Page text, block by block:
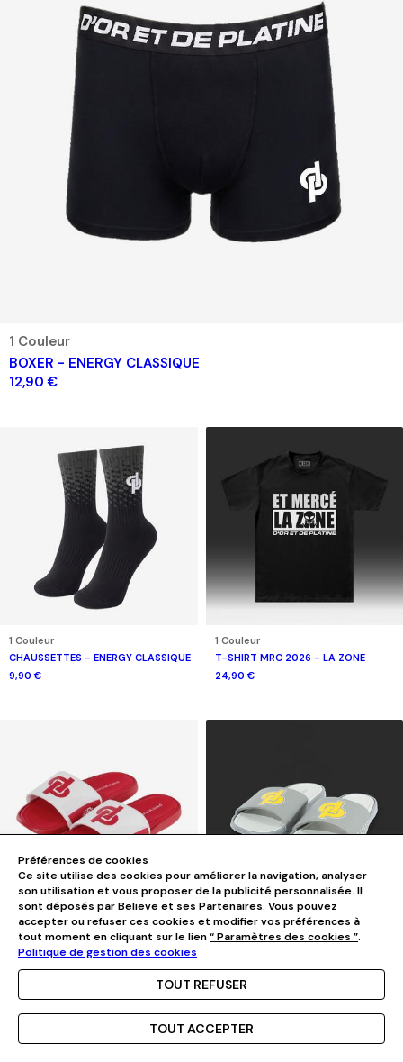
1 Couleur
BOXER - ENERGY CLASSIQUE
12,90 €
1 Couleur
CHAUSSETTES - ENERGY CLASSIQUE
9,90 €
1 Couleur
T-SHIRT MRC 2026 - LA ZONE
24,90 €
-40%
3 Couleurs
CLAQUETTES - SUMMER25
17,93 € 29,90 €
1 Couleur
17,93 € 29,90 €
Préférences de cookies
Ce site utilise des cookies pour améliorer la navigation, analyser
son utilisation et vous proposer de la publicité personnalisée. Il
sont déposés par Believe et ses Partenaires. Vous pouvez
accepter ou refuser ces cookies et modifier vos préférences à
tout moment en cliquant sur le lien“ Paramètres des cookies ”.
Politique de gestion des cookies
TOUT REFUSER
TOUT ACCEPTER